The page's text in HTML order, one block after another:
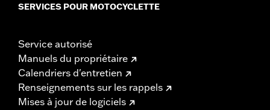
SERVICES POUR MOTOCYCLETTE
Service autorisé
Manuels du propriétaire
Calendriers d'entretien
Renseignements sur les rappels
Mises à jour de logiciels